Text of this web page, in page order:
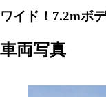
ワイド！7.2mボ
車両写真